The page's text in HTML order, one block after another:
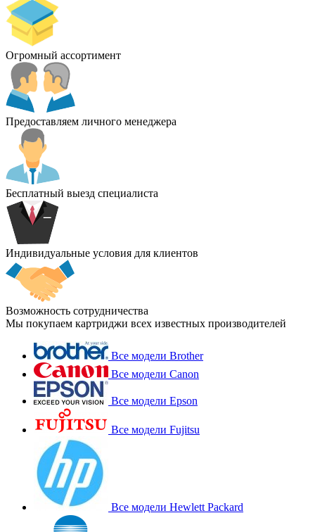
Огромный ассортимент
Предоставляем личного менеджера
Бесплатный выезд специалиста
Индивидуальные условия для клиентов
Возможность сотрудничества
Мы покупаем картриджи всех известных производителей
Все модели Brother
Все модели Canon
Все модели Epson
Все модели Fujitsu
Все модели Hewlett Packard